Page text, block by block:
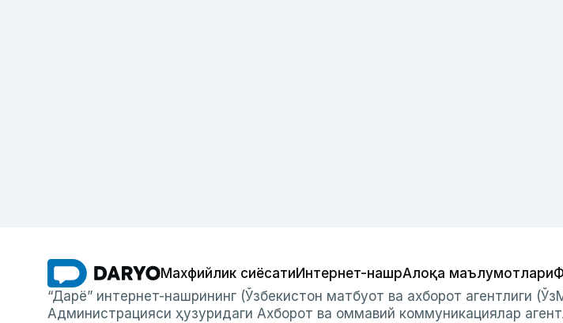
Махфийлик сиёсатиИнтернет-нашрАлоқа маълумотлари
“Дарё” интернет-нашрининг (Ўзбекистон матбуот ва ахборот агентлиги
Администрацияси ҳузуридаги Ахборот ва оммавий коммуникациялар